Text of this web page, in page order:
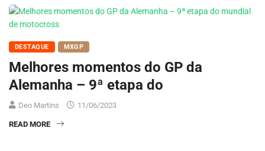
DESTAQUE MXGP
Melhores momentos do GP da
Alemanha – 9ª etapa do
Deo Martins 11/06/2023
READ MORE